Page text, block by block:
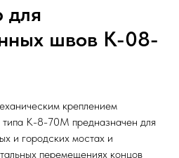
для
швов К-08-
креплением
типа К-8-70М предназначен для
и городских мостах и
перемещениях концов